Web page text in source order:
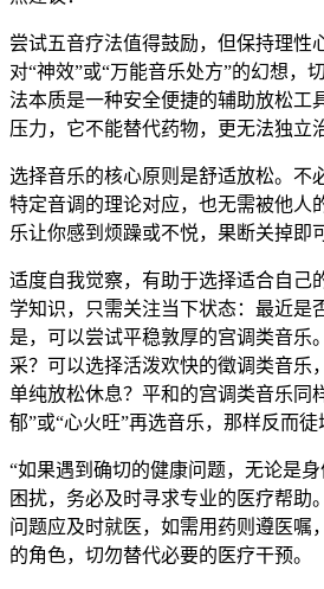
尝试五音疗法值得鼓励，但保持理性
对“神效”或“万能音乐处方”的幻想，
法本质是一种安全便捷的辅助放松工
压力，它不能替代药物，更无法独立
选择音乐的核心原则是舒适放松。不
特定音调的理论对应，也无需被他人
乐让你感到烦躁或不悦，果断关掉即
适度自我觉察，有助于选择适合自己
学知识，只需关注当下状态：最近是
是，可以尝试平稳敦厚的宫调类音乐
采？可以选择活泼欢快的徵调类音乐
单纯放松休息？平和的宫调类音乐同
郁”或“心火旺”再选音乐，那样反而徒
“如果遇到确切的健康问题，无论是
困扰，务必及时寻求专业的医疗帮助
问题应及时就医，如需用药则遵医嘱
的角色，切勿替代必要的医疗干预。